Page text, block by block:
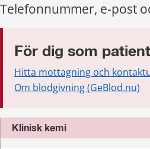
Telefonnummer, e-post
För dig som
Hitta mottagning och
Om blodgivning (GeBlod.nu)
Klinisk kemi